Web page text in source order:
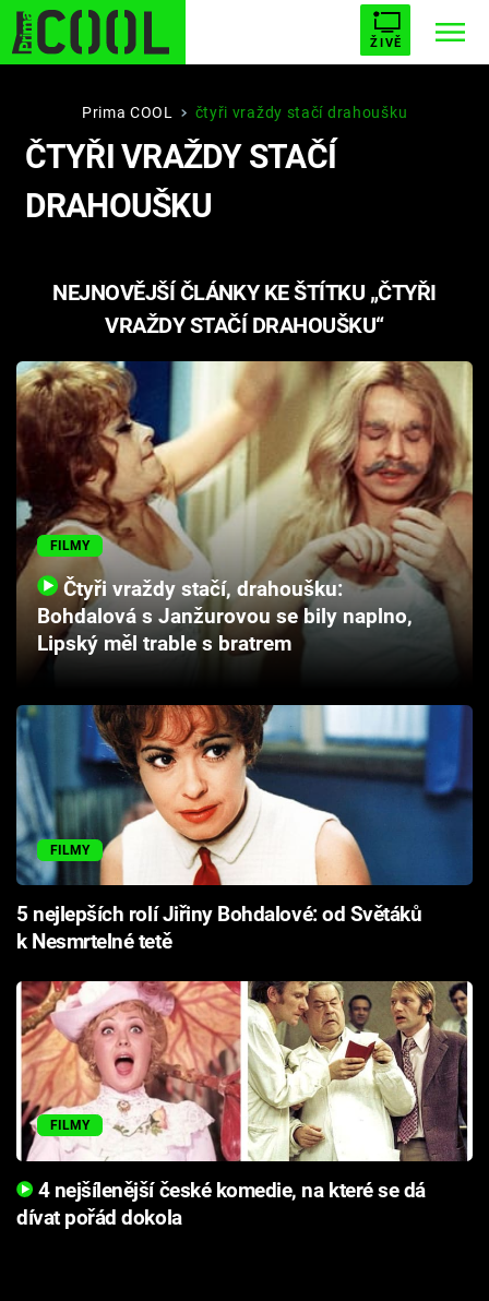
ŽIVĚ
STARHOUSE BUFFY, PŘEMOŽITELKA UPÍRŮ
ESCAPE PLNEJ KOTEL AVENGERS 5
Témata
Seriály
Hry
Cool Esport
Pořady
TV Program
Přihlášení
Sledujte nás
Prima COOL čtyři vraždy stačí drahoušku
ČTYŘI VRAŽDY STAČÍ
DRAHOUŠKU
NEJNOVĚJŠÍ ČLÁNKY KE ŠTÍTKU „ČTYŘI
VRAŽDY STAČÍ DRAHOUŠKU“
FILMY
Čtyři vraždy stačí, drahoušku:
Bohdalová s Janžurovou se bily naplno,
Lipský měl trable s bratrem
FILMY
5 nejlepších rolí Jiřiny Bohdalové: od Světáků
k Nesmrtelné tetě
FILMY
4 nejšílenější české komedie, na které se dá
dívat pořád dokola